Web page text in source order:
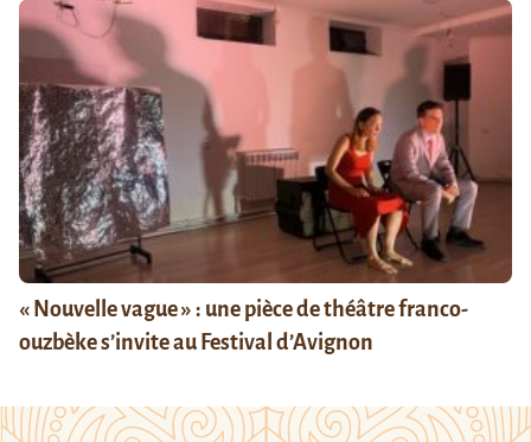
« Nouvelle vague » : une pièce de théâtre franco-
ouzbèke s’invite au Festival d’Avignon